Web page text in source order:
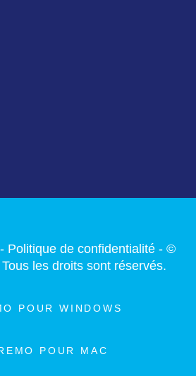
Politique de confidentialité- ©
les droits sont réservés.
POUR WINDOWS
POUR MAC